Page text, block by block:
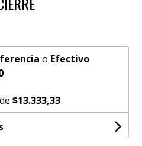
o Efectivo
$13.333,33